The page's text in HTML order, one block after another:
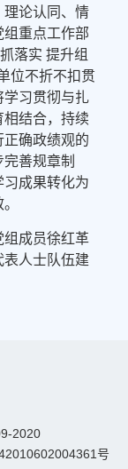
理论认同、情
重点工作部
落实 提升组
位不折不扣贯
学习贯彻与扎
结合，持续
确政绩观的
善规章制
成果转化为
组成员徐红革
表人士队伍建
2020
号